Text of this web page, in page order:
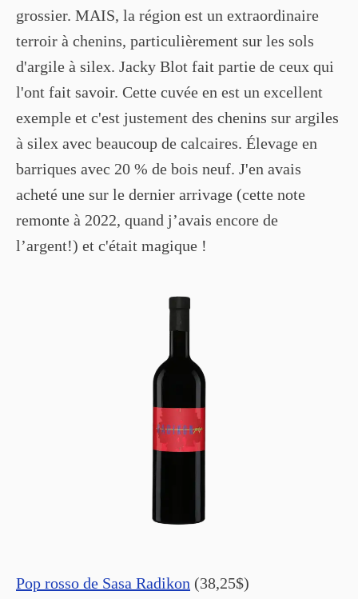
grossier. MAIS, la région est un extraordinaire
terroir à chenins, particulièrement sur les sols
d'argile à silex. Jacky Blot fait partie de ceux qui
l'ont fait savoir. Cette cuvée en est un excellent
exemple et c'est justement des chenins sur argiles
à silex avec beaucoup de calcaires. Élevage en
barriques avec 20 % de bois neuf. J'en avais
acheté une sur le dernier arrivage (cette note
remonte à 2022, quand j’avais encore de
l’argent!) et c'était magique !
Pop rosso de Sasa Radikon (38,25$)